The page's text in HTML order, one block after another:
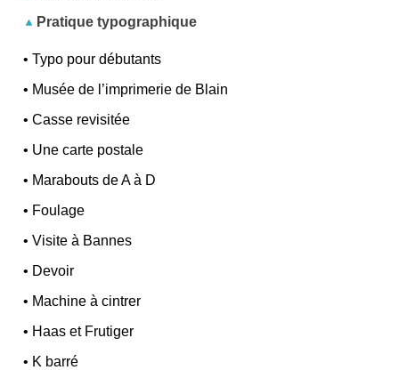
Pratique typographique
•Typo pour débutants
• Musée de l’imprimerie de Blain
•Casse revisitée
• Une carte postale
• Marabouts de A à D
• Foulage
•Visite à Bannes
• Devoir
• Machine à cintrer
• Haas et Frutiger
• K barré